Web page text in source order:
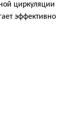
циркуляции
эффективно